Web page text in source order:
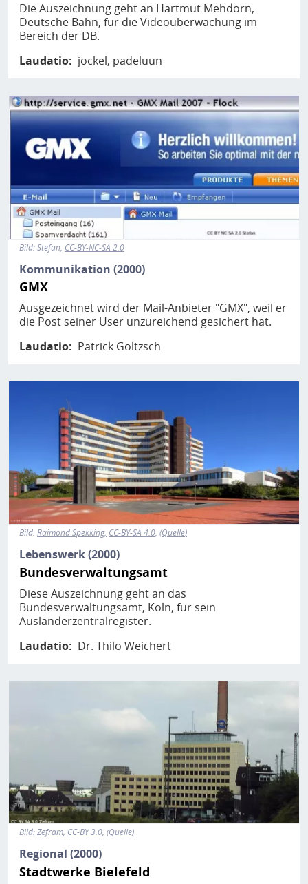
Die Auszeichnung geht an Hartmut Mehdorn,
Deutsche Bahn, für die Videoüberwachung im
Bereich der DB.
Laudatio
jockel padeluun
Bild
Bild:Stefan CC-BY-NC-SA 2.0
Kommunikation (2000)
GMX
Ausgezeichnet wird der Mail-Anbieter "GMX", weil er
die Post seiner User unzureichend gesichert hat.
Laudatio
Patrick Goltzsch
Bild
Bild:Raimond Spekking CC-BY-SA 4.0 Quelle
Lebenswerk (2000)
Bundesverwaltungsamt
Diese Auszeichnung geht an das
Bundesverwaltungsamt, Köln, für sein
Ausländerzentralregister.
Laudatio
Dr. Thilo Weichert
Bild
Bild:Zefram CC-BY 3.0 Quelle
Regional (2000)
Stadtwerke Bielefeld